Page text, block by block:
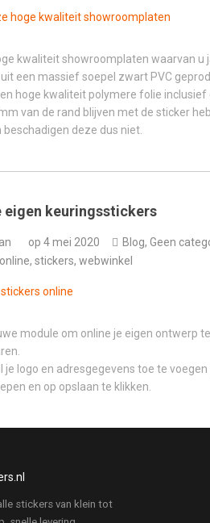
kwaliteit showroomplaten waarvan u
uit een massief soepel zwart PVC
hoge kwaliteit polymere folie inclusief
van de rand blijven met de sticker
beschadigen deze dus niet.
eigen keuringsstickers
op 4 mei 2020 Blog, Geen
, stickers, webwinkel
module om online je eigen ontwerp
je logo en adresgegevens toe te
en op opslaan te klikken.
stickers van klein tot